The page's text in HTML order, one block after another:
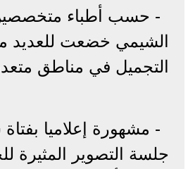
- حسب أطباء
الشيمي خضعت للعديد
التجميل في مناطق
- مشهورة إعلاميا
جلسة التصوير المثيرة